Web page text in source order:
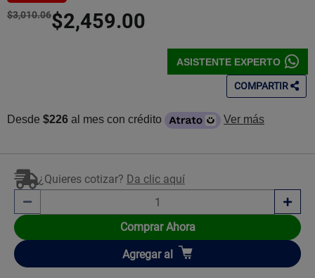
$3,010.06$2,459.00
ASISTENTE EXPERTO
COMPARTIR
Desde $226 al mes con crédito Ver más
¿Quieres cotizar? Da clic aquí
Comprar Ahora
Añadir
Agregar al